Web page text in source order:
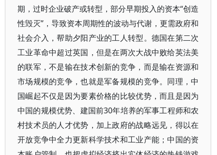
期，过时企业破产或转型，部分早期投入的资本“创造
性毁灭”，导致资本周期性的波动与代谢，更需政府和
社会介入，帮助夕阳产业的工人转型。德国在第二次
工业革命中超过英国，但是在两次大战中败给英法美
的联军，不是输在技术创新的竞争，而是输在资源和
市场规模的竞争，也就是军备规模的竞争。同理，中
国崛起不仅是因为要素价格的比较优势，而且是因为
中国的规模优势、建国前30年培养的军事工程师和农
村技术员的人才优势，加上政府的战略远见，得以在
开放竞争中全力更新科学技术和工业产能；中国的资